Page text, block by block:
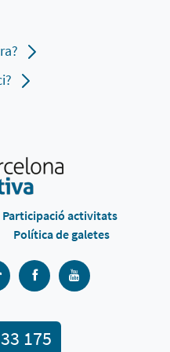
Participació activitats
Política de galetes
175